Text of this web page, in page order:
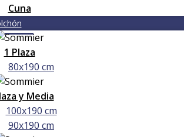
Cuna
1 Plaza
80x190 cm
y Media
100x190 cm
90x190 cm